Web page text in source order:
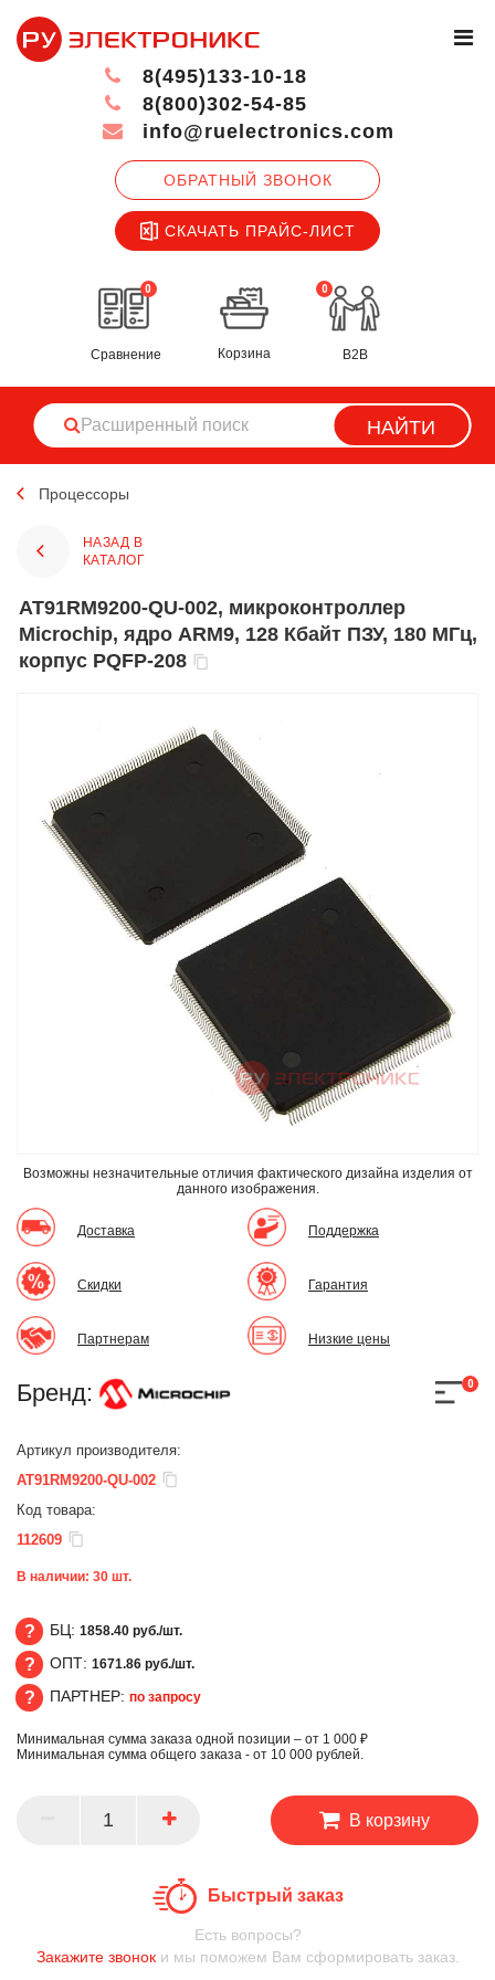
ОБРАТНЫЙ ЗВОНОК
СКАЧАТЬ ПРАЙС-ЛИСТ
8(495)133-10-18
8(800)302-54-85
info@ruelectronics.com
0
Сравнение
0
Корзина B2B
НАЙТИ
Процессоры
НАЗАД В
КАТАЛОГ
AT91RM9200-QU-002, микроконтроллер
Microchip, ядро ARM9, 128 Кбайт ПЗУ, 180 МГц,
корпус PQFP-208
Возможны незначительные отличия фактического дизайна изделия от
данного изображения.
Доставка
Скидки
Партнерам
Поддержка
Гарантия
Низкие цены
Бренд: 0
Артикул производителя:
AT91RM9200-QU-002
Код товара:
112609
В наличии: 30 шт.
БЦ
БЦ: 1858.40 руб./шт.
ОПТ
ОПТ: 1671.86 руб./шт.
ПАРТНЕР
ПАРТНЕР: по запросу
Минимальная сумма заказа одной позиции – от 1 000 ₽
Минимальная сумма общего заказа - от 10 000 рублей.
В корзину
Быстрый заказ
Есть вопросы?
Закажите звоноки мы поможем Вам сформировать заказ.